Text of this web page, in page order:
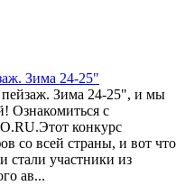
Зима 24-25"
Зима 24-25", и мы
Ознакомиться с
конкурс
со всей страны, и вот что
стали участники из
ав...